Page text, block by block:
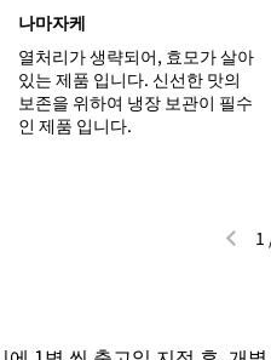
나마자케
열처리가 생략되어, 효모가 살아
있는 제품 입니다. 신선한 맛의
보존을 위하여 냉장 보관이 필수
인 제품 입니다.
이전1